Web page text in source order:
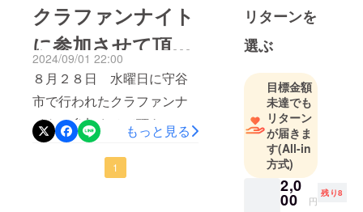
https://www.youtube.com/wa
tch?v=ScxkhGf25A0
クラファンナイト
に参加させて頂き
ました！！(8/28)
2024/09/01 22:00
８月２８日 水曜日に守谷
市で行われたクラファンナ
イトに参加させて頂き、カ
ウントダウンを行い、クラ
ウドファウンディングをス
もっと見る
1
に数理研究
た。数理研
て、平和の
維持、万一
の際の危機
管理など独
自の数理モ
デルで検証
している。
リターンを
選ぶ
目標金額
未達でも
リターン
が届きま
す(All-in
方式)
2,0
00 円
残り8